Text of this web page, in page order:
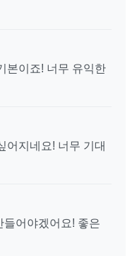
본이죠! 너무 유익한
어지네요! 너무 기대
들어야겠어요! 좋은